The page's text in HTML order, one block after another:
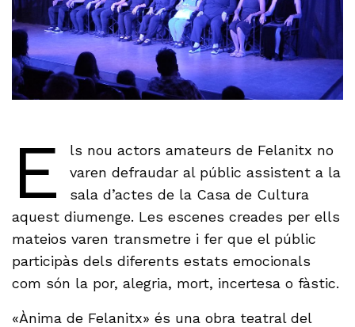
E
ls nou actors amateurs de Felanitx no
varen defraudar al públic assistent a la
sala d’actes de la Casa de Cultura
aquest diumenge. Les escenes creades per ells
mateios varen transmetre i fer que el públic
participàs dels diferents estats emocionals
com són la por, alegria, mort, incertesa o fàstic.
«Ànima de Felanitx» és una obra teatral del